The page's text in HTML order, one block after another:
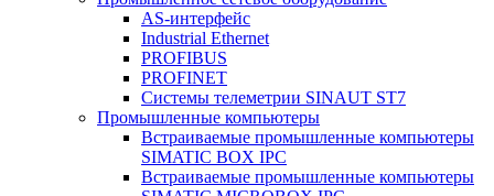
AS-интерфейс
Industrial Ethernet
PROFIBUS
PROFINET
Системы телеметрии SINAUT ST7
Промышленные компьютеры
Встраиваемые промышленные компьютеры
SIMATIC BOX IPC
Встраиваемые промышленные компьютеры